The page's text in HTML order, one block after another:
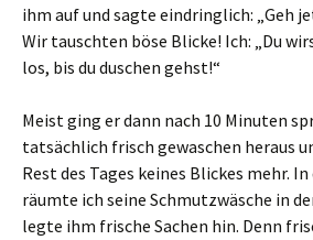
ihm auf und sagte eindringlich: „Geh
Wir tauschten böse Blicke! Ich: „Du
los, bis du duschen gehst!“
Meist ging er dann nach 10 Minuten
tatsächlich frisch gewaschen heraus
Rest des Tages keines Blickes mehr.
räumte ich seine Schmutzwäsche in
legte ihm frische Sachen hin. Denn